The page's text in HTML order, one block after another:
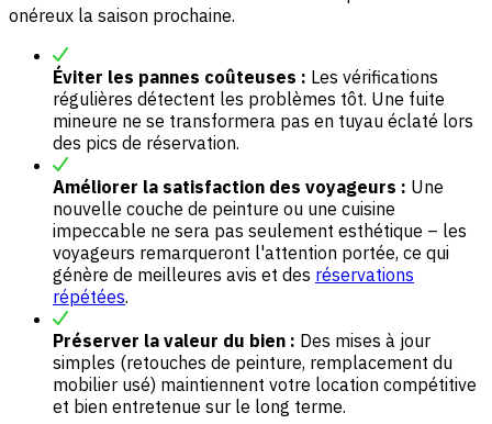
onéreux la saison prochaine.
Éviter les pannes coûteuses : Les vérifications
régulières détectent les problèmes tôt. Une fuite
mineure ne se transformera pas en tuyau éclaté lors
des pics de réservation.
Améliorer la satisfaction des voyageurs : Une
nouvelle couche de peinture ou une cuisine
impeccable ne sera pas seulement esthétique – les
voyageurs remarqueront l'attention portée, ce qui
génère de meilleures avis et des réservations
répétées.
Préserver la valeur du bien : Des mises à jour
simples (retouches de peinture, remplacement du
mobilier usé) maintiennent votre location compétitive
et bien entretenue sur le long terme.